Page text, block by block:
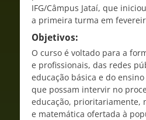
IFG/Câmpus Jataí, que
a primeira turma em
Objetivos:
O curso é voltado para a
e profissionais, das redes
educação básica e do
que possam intervir no
educação, prioritariamente,
e matemática ofertada à